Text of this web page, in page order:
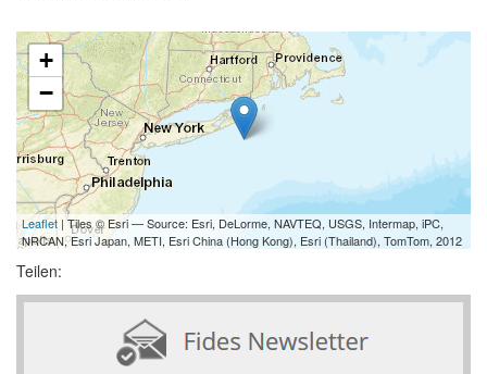
+
−
Leaflet | Tiles © Esri — Source: Esri, DeLorme, NAVTEQ, USGS, Intermap, iPC,
NRCAN, Esri Japan, METI, Esri China (Hong Kong), Esri (Thailand), TomTom, 2012
Teilen: